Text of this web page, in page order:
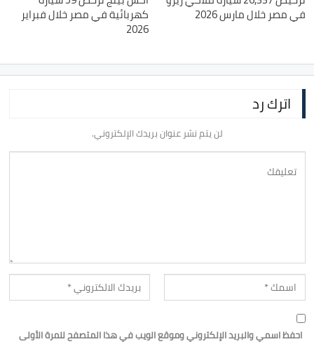
في مصر خلال مارس 2026 كهربائية في مصر خلال فبراير
2026
اترك رد
لن يتم نشر عنوان بريدك الإلكتروني.
احفظ اسمي والبريد الإلكتروني وموقع الويب في هذا المتصفح للمرة الأولى